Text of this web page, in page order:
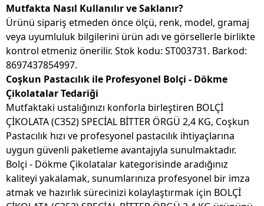
Mutfakta Nasıl Kullanılır ve Saklanır?
Ürünü sipariş etmeden önce ölçü, renk, model, gramaj
veya uyumluluk bilgilerini ürün adı ve görsellerle birlikte
kontrol etmeniz önerilir. Stok kodu: ST003731. Barkod:
8697437854997.
Coşkun Pastacılık ile Profesyonel Bolçi - Dökme
Çikolatalar Tedariği
Mutfaktaki ustalığınızı konforla birleştiren BOLÇİ
ÇİKOLATA (C352) SPECİAL BİTTER ÖRGÜ 2,4 KG, Coşkun
Pastacılık hızı ve profesyonel pastacılık ihtiyaçlarına
uygun güvenli paketleme avantajıyla sunulmaktadır.
Bolçi - Dökme Çikolatalar kategorisinde aradığınız
kaliteyi yakalamak, sunumlarınıza profesyonel bir imza
atmak ve hazırlık sürecinizi kolaylaştırmak için BOLÇİ